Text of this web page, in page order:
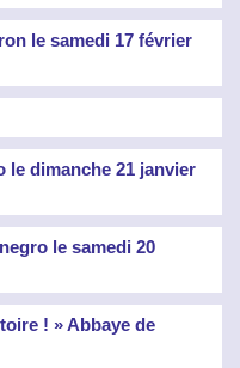
le samedi 17 février
le dimanche 21 janvier
le samedi 20
! » Abbaye de